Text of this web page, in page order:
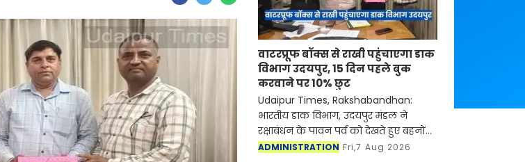
वाटरप्रूफ बॉक्स से राखी पहुंचाएगा डाक
विभाग उदयपुर, 15 दिन पहले बुक
करवाने पर 10% छुट
Udaipur Times, Rakshabandhan:
भारतीय डाक विभाग, उदयपुर मंडल ने
रक्षाबंधन के पावन पर्व को देखते हुए बहनों
के स्नेह को समय पर उनके भाइयों तक
ADMINISTRATION Fri,7 Aug 2026